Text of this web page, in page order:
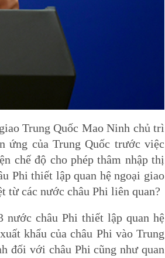
Trung Quốc Mao Ninh chủ trì
ứng của Trung Quốc trước việc
chế độ cho phép thâm nhập thị
Phi thiết lập quan hệ ngoại giao
từ các nước châu Phi liên quan?
châu Phi thiết lập quan hệ
khẩu của châu Phi vào Trung
đối với châu Phi cũng như quan